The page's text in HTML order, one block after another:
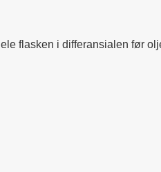
flasken i differansialen før